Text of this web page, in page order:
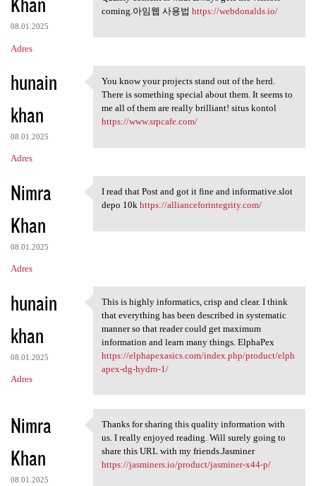
08.01.2025
Adres
coming.아임웹 사용법 https://webdonalds.io/
hunain
khan
08.01.2025
Adres
You know your projects stand
You know your projects stand out of the herd.
There is something special about them. It seems to
me all of them are really brilliant! situs kontol
https://www.srpcafe.com/
Nimra
Khan
08.01.2025
Adres
I read that Post and got it
I read that Post and got it fine and informative.slot
depo 10k https://allianceforintegrity.com/
hunain
khan
08.01.2025
Adres
This is highly informatics,
This is highly informatics, crisp and clear. I think
that everything has been described in systematic
manner so that reader could get maximum
information and learn many things. ElphaPex
https://elphapexasics.com/index.php/product/elph
apex-dg-hydro-1/
Nimra
Khan
08.01.2025
Thanks for sharing this
Thanks for sharing this quality information with
us. I really enjoyed reading. Will surely going to
share this URL with my friends.Jasminer
https://jasminers.io/product/jasminer-x44-p/